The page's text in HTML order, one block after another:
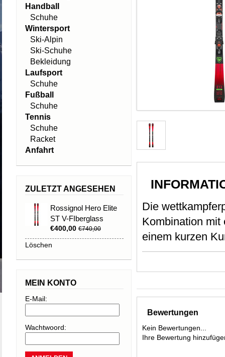
Die
Kombination mit
einem kurzen
Kantenwechsel,
Oversized
Bewertungen
Kein Bewertungen...
Ihre Bewertung
Handball
Schuhe
Wintersport
Ski-Alpin
Ski-Schuhe
Bekleidung
Laufsport
Schuhe
Fußball
Schuhe
Tennis
Schuhe
Racket
Anfahrt
ZULETZT ANGESEHEN
Rossignol Hero Elite
ST V-FIberglass
€400,00 €740,00
Löschen
MEIN KONTO
E-Mail:
Wachtwoord: